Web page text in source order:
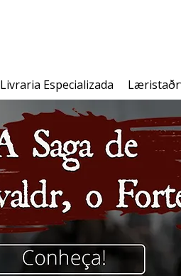
Livraria Especializada Læristaðr